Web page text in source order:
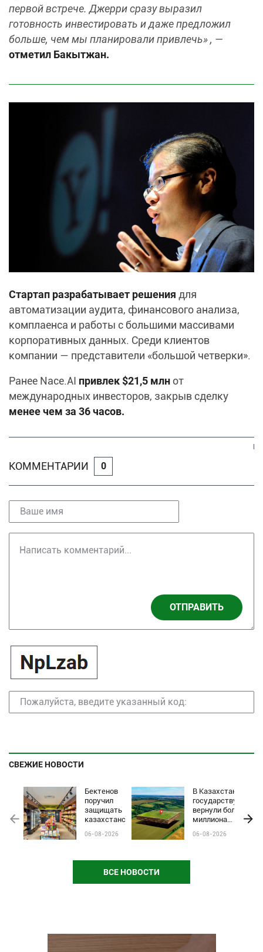
первой встрече. Джерри сразу выразил
готовность инвестировать и даже предложил
больше, чем мы планировали привлечь» , —
отметил Бакытжан.
Стартап разрабатывает решения для
автоматизации аудита, финансового анализа,
комплаенса и работы с большими массивами
корпоративных данных. Среди клиентов
компании — представители «большой четверки».
Ранее Nace.AI привлек $21,5 млн от
международных инвесторов, закрыв сделку
менее чем за 36 часов.
КОММЕНТАРИИ 0
ОТПРАВИТЬ
СВЕЖИЕ НОВОСТИ
Бектенов
поручил
защищать
казахстанские
чёрного пиара
06-08-2026
В Казахстане
государству
вернули более
миллиона
сельхозземель
06-08-2026
ВСЕ НОВОСТИ